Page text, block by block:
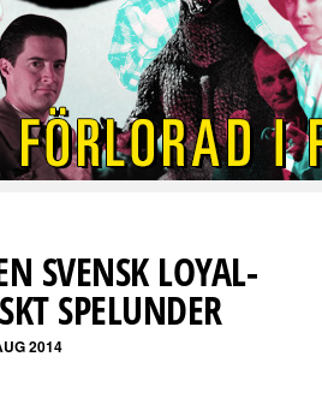
SVENSK LOYAL-
SPELUNDER
2014